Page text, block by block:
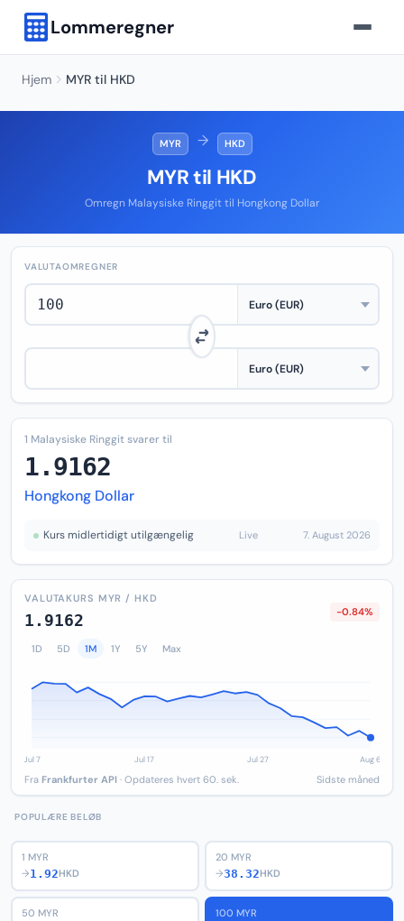
Lommeregner
Hjem MYR til HKD
MYR → HKD
MYR til HKD
Omregn Malaysiske Ringgit til Hongkong Dollar
VALUTAOMREGNER
1 Malaysiske Ringgit svarer til
1.9162
Hongkong Dollar
Kurs midlertidigt utilgængelig Live 7. August 2026
VALUTAKURS MYR / HKD
1.9162 -0.84%
1D 5D 1M 1Y 5Y Max
Fra Frankfurter API · Opdateres hvert 60. sek. Sidste måned
POPULÆRE BELØB
1 MYR
→1.92HKD
20 MYR
→38.32HKD
50 MYR
100 MYR